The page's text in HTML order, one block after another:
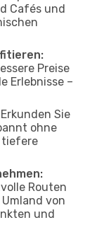
Cafés und
Preise
Erlebnisse –
Erkunden Sie
ohne
tiefere
Routen
von
und